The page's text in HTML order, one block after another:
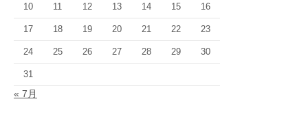
10 11 12 13 14 15 16
17 18 19 20 21 22 23
24 25 26 27 28 29 30
31
« 7月